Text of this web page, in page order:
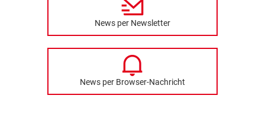
News per Newsletter
News per Browser-Nachricht